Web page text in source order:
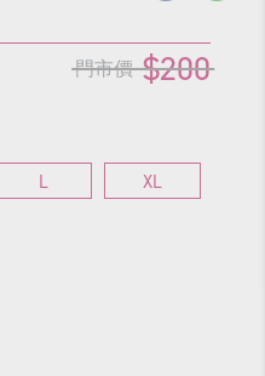
門市價 $200
L
XL